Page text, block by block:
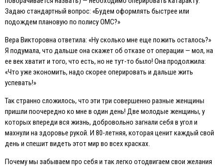
Задаю стандартный вопрос: «Будем оформлять быстрее или
подождем плановую по полису ОМС?»
Вера Викторовна ответила: «Ну сколько мне еще пожить осталось?»
Я подумала, что дальше она скажет об отказе от операции — мол, на
ее век хватит и того, что есть, но не тут-то было! Она продолжила:
«Что уже экономить, надо скорее оперировать и дальше жить
успевать!»
Так странно сложилось, что эти три совершенно разные женщины
пришли поочередно ко мне в один день! Две молодые женщины, у
которых впереди вся жизнь, добровольно загнали себя в угол и
махнули на здоровье рукой. И 80-летняя, которая ценит каждый свой
день и спешит видеть этот мир во всех красках.
Почему мы забываем про себя и так легко отодвигаем свои желания